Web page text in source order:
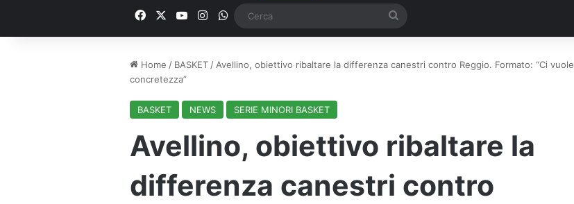
FacebookYou TubeInstagram
WhatsApp
Home / BASKET / Avellino, obiettivo ribaltare la differenza canestri contro Reggio. Formato: “Ci vuole
concretezza”
BASKET NEWS SERIE MINORI BASKET
Avellino, obiettivo ribaltare la
differenza canestri contro